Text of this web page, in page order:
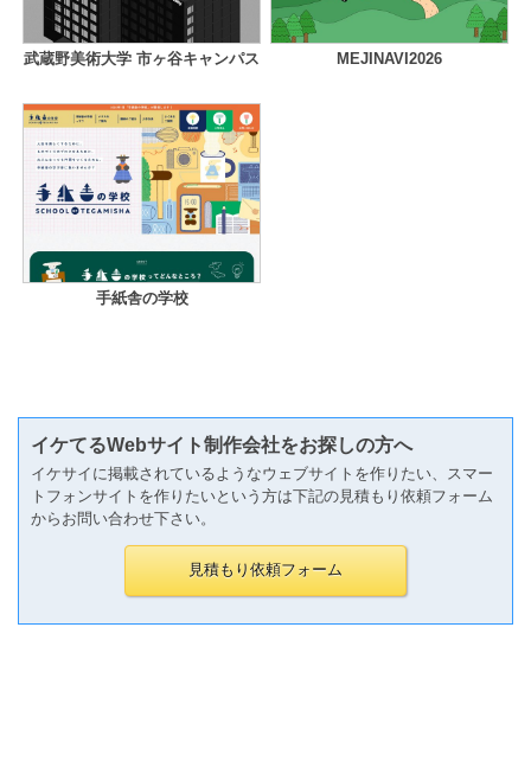
武蔵野美術大学 市ヶ谷キャンパス MEJINAVI2026
手紙舎の学校
イケてるWebサイト制作会社をお探しの方へ
イケサイに掲載されているようなウェブサイトを作りたい、スマー
トフォンサイトを作りたいという方は下記の見積もり依頼フォーム
からお問い合わせ下さい。